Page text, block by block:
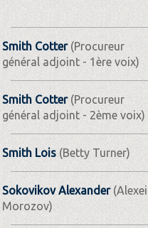
Smith Cotter(Procureur
général adjoint - 1ère voix)
Smith Cotter(Procureur
général adjoint - 2ème voix)
Smith Lois (Betty Turner)
Sokovikov Alexander(Alexei
Morozov)